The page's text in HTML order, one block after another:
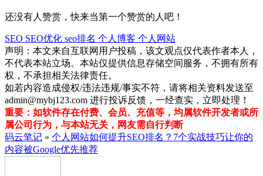
还没有人赞赏，快来当第一个赞赏的人吧！
SEO SEO优化 seo排名 个人博客 个人网站
声明：本文来自互联网用户投稿，该文观点仅代表作者本人，
不代表本站立场。本站仅提供信息存储空间服务，不拥有所有
权，不承担相关法律责任。
如若内容造成侵权/违法违规/事实不符，请将相关资料发送至
admin@mybj123.com 进行投诉反馈，一经查实，立即处理！
重要：如软件存在付费、会员、充值等，均属软件开发者或所
属公司行为，与本站无关，网友需自行判断
码云笔记 » 个人网站如何提升SEO排名？7个实战技巧让你的
内容被Google优先推荐